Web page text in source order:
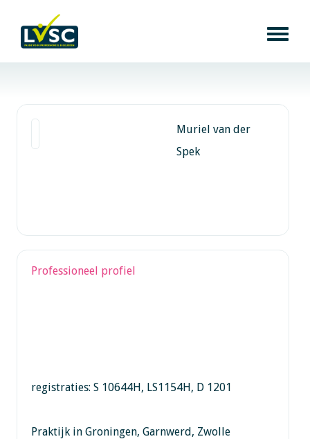
Muriel van der
Spek
Professioneel profiel
registraties: S 10644H, LS1154H, D 1201
Praktijk in Groningen, Garnwerd, Zwolle